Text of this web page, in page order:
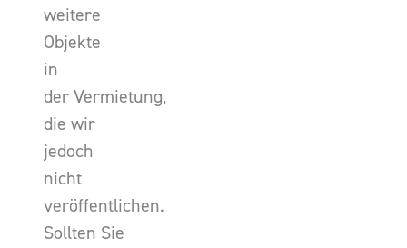
weitere
Objekte
in
der Vermietung,
die wir
jedoch
nicht
veröffentlichen.
Sollten Sie